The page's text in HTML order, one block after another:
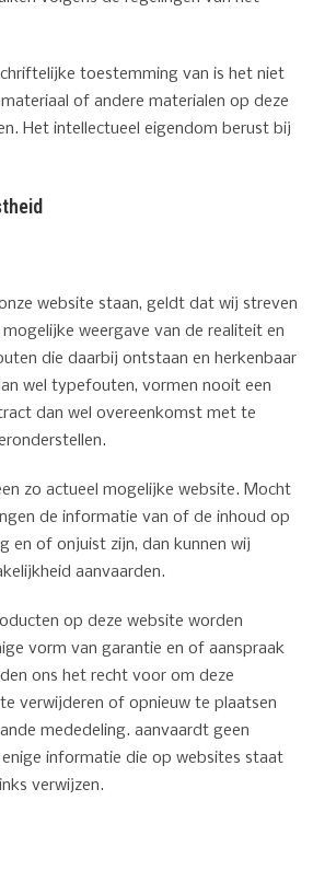
toestemming van is het niet
of andere materialen op deze
Het intellectueel eigendom berust bij
website staan, geldt dat wij streven
weergave van de realiteit en
die daarbij ontstaan en herkenbaar
wel typefouten, vormen nooit een
dan wel overeenkomst met te
zo actueel mogelijke website. Mocht
de informatie van of de inhoud op
en of onjuist zijn, dan kunnen wij
aanvaarden.
op deze website worden
vorm van garantie en of aanspraak
ons het recht voor om deze
verwijderen of opnieuw te plaatsen
mededeling. aanvaardt geen
informatie die op websites staat
verwijzen.